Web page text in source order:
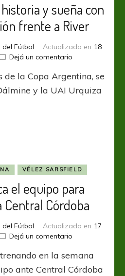
y sueña con
frente a River
del Fútbol Actualizado en 18
Dejá un comentario
hace
historia
River
de la Copa Argentina, se
y la UAI Urquiza
VÉLEZ SARSFIELD
el equipo para
Córdoba
del Fútbol Actualizado en 17
Dejá un comentario
busca
el
en la semana
ante Central Córdoba